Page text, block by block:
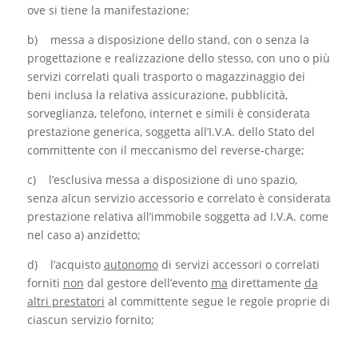
ove si tiene la manifestazione;
b) messa a disposizione dello stand, con o senza la
progettazione e realizzazione dello stesso, con uno o più
servizi correlati quali trasporto o magazzinaggio dei
beni inclusa la relativa assicurazione, pubblicità,
sorveglianza, telefono, internet e simili è considerata
prestazione generica, soggetta all’I.V.A. dello Stato del
committente con il meccanismo del reverse-charge;
c) l’esclusiva messa a disposizione di uno spazio,
senza alcun servizio accessorio e correlato è considerata
prestazione relativa all’immobile soggetta ad I.V.A. come
nel caso a) anzidetto;
d) l’acquisto autonomodi servizi accessori o correlati
forniti non dal gestore dell’evento ma direttamente da
altri prestatori al committente segue le regole proprie di
ciascun servizio fornito;